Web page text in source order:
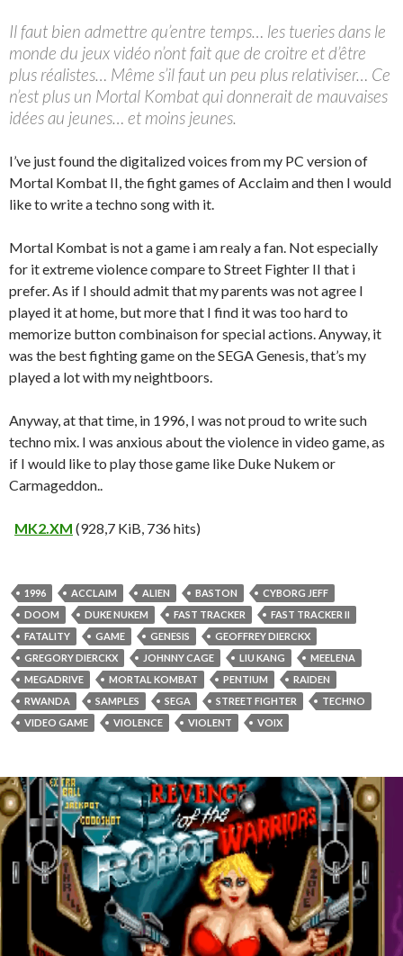
Il faut bien admettre qu’entre temps… les tueries dans le
monde du jeux vidéo n’ont fait que de croitre et d’être
plus réalistes… Même s’il faut un peu plus relativiser… Ce
n’est plus un Mortal Kombat qui donnerait de mauvaises
idées au jeunes… et moins jeunes.
I’ve just found the digitalized voices from my PC version of
Mortal Kombat II, the fight games of Acclaim and then I would
like to write a techno song with it.
Mortal Kombat is not a game i am realy a fan. Not especially
for it extreme violence compare to Street Fighter II that i
prefer. As if I should admit that my parents was not agree I
played it at home, but more that I find it was too hard to
memorize button combinaison for special actions. Anyway, it
was the best fighting game on the SEGA Genesis, that’s my
played a lot with my neightboors.
Anyway, at that time, in 1996, I was not proud to write such
techno mix. I was anxious about the violence in video game, as
if I would like to play those game like Duke Nukem or
Carmageddon..
MK2.XM (928,7 KiB, 736 hits)
1996 ACCLAIM ALIEN BASTON
CYBORG JEFF
DOOM
DUKE NUKEM FAST TRACKER
FAST TRACKER II
FATALITY
GAME GENESIS
GEOFFREY DIERCKX
GREGORY DIERCKX
JOHNNY CAGE LIU KANG
MEELENA
MEGADRIVE
MORTAL KOMBAT PENTIUM
RAIDEN
RWANDA
SAMPLES SEGA STREET FIGHTER
TECHNO
VIDEO GAME
VIOLENCE VIOLENT VOIX